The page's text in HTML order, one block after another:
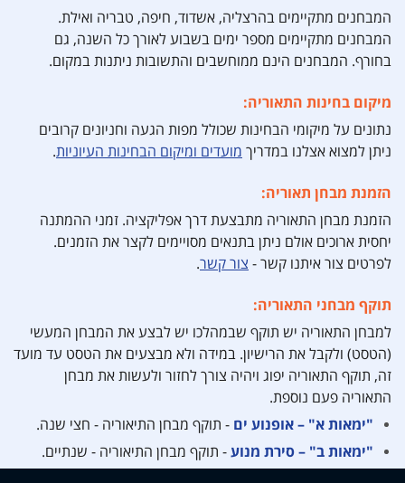
המבחנים מתקיימים בהרצליה, אשדוד, חיפה, טבריה ואילת.
המבחנים מתקיימים מספר ימים בשבוע לאורך כל השנה, גם
בחורף. המבחנים הינם ממוחשבים והתשובות ניתנות במקום.
מיקום בחינות התאוריה:
נתונים על מיקומי הבחינות שכולל מפות הגעה וחניונים קרובים
ניתן למצוא אצלנו במדריך מועדים ומיקום הבחינות העיוניות.
הזמנת מבחן תאוריה:
הזמנת מבחן התאוריה מתבצעת דרך אפליקציה. זמני ההמתנה
יחסית ארוכים אולם ניתן בתנאים מסויימים לקצר את הזמנים.
לפרטים צור איתנו קשר - צור קשר.
תוקף מבחני התאוריה:
למבחן התאוריה יש תוקף שבמהלכו יש לבצע את המבחן המעשי
(הטסט) ולקבל את הרישיון. במידה ולא מבצעים את הטסט עד מועד
זה, תוקף התאוריה יפוג ויהיה צורך לחזור ולעשות את מבחן
התאוריה פעם נוספת.
"ימאות א" – אופנוע ים - תוקף מבחן התיאוריה - חצי שנה.
"ימאות ב" – סירת מנוע - תוקף מבחן התיאוריה - שנתיים.